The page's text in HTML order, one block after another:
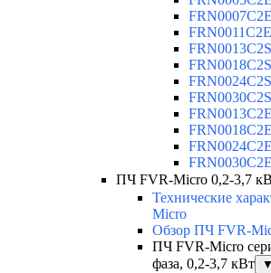
ПЧ FVR-Micro 0,2-3,7
Технические
Micro
Обзор ПЧ FVR-
ПЧ FVR-Micro
фаза, 0,2-3,7 кВт
▼